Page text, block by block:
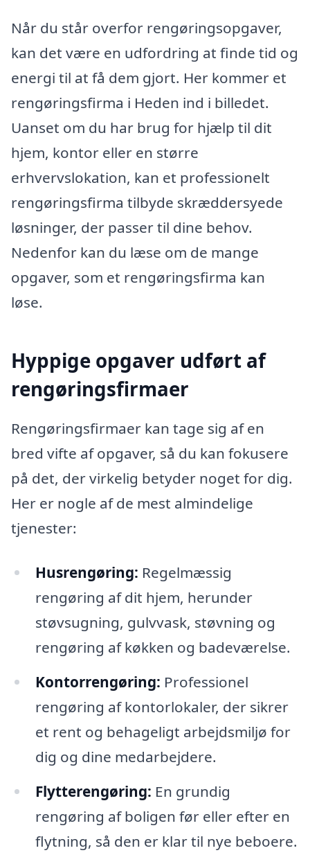
Når du står overfor rengøringsopgaver,
kan det være en udfordring at finde tid og
energi til at få dem gjort. Her kommer et
rengøringsfirma i Heden ind i billedet.
Uanset om du har brug for hjælp til dit
hjem, kontor eller en større
erhvervslokation, kan et professionelt
rengøringsfirma tilbyde skræddersyede
løsninger, der passer til dine behov.
Nedenfor kan du læse om de mange
opgaver, som et rengøringsfirma kan
løse.
Hyppige opgaver udført af
rengøringsfirmaer
Rengøringsfirmaer kan tage sig af en
bred vifte af opgaver, så du kan fokusere
på det, der virkelig betyder noget for dig.
Her er nogle af de mest almindelige
tjenester:
Husrengøring: Regelmæssig
rengøring af dit hjem, herunder
støvsugning, gulvvask, støvning og
rengøring af køkken og badeværelse.
Kontorrengøring: Professionel
rengøring af kontorlokaler, der sikrer
et rent og behageligt arbejdsmiljø for
dig og dine medarbejdere.
Flytterengøring: En grundig
rengøring af boligen før eller efter en
flytning, så den er klar til nye beboere.